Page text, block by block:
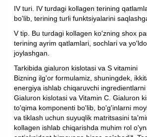
IV turi. IV turdagi kollagen terining
bo'lib, terining turli funktsiyalarini
V tip. Bu turdagi kollagen ko'zning shox
terining ayrim qatlamlari, sochlari va
joylashgan.
Tarkibida gialuron kislotasi va S vitamini
Bizning ilg'or formulamiz, shuningdek,
energiya ishlab chiqaruvchi
Gialuron kislotasi va Vitamin C. Gialuron
to'qima komponenti bo'lib, bo'g'inlarni
va tiklash uchun suyuqlik matritsasini
kollagen ishlab chiqarishda muhim rol